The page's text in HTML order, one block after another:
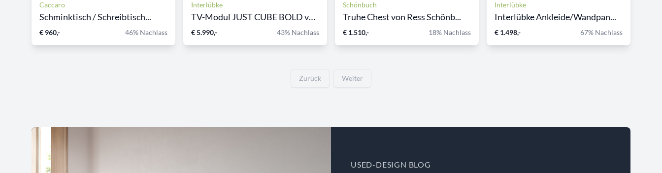
Caccaro
Schminktisch / Schreibtisch...
€ 960,- 46% Nachlass
Interlübke
TV-Modul JUST CUBE BOLD von...
€ 5.990,- 43% Nachlass
Schönbuch
Truhe Chest von Ress Schönb...
€ 1.510,- 18% Nachlass
Interlübke
Interlübke Ankleide/Wandpan...
€ 1.498,- 67% Nachlass
Zurück Weiter
USED-DESIGN BLOG